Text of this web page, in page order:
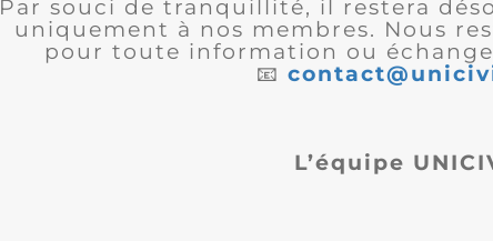
Par souci de tranquillité, il restera
uniquement à nos membres. Nous
pour toute information ou échange
📧
L’équipe